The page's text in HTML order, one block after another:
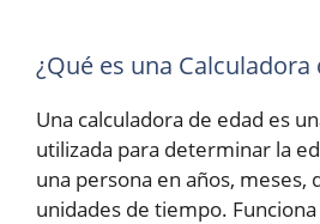
¿Qué es una Calculadora
Una calculadora de edad es
utilizada para determinar la
una persona en años, meses,
unidades de tiempo.